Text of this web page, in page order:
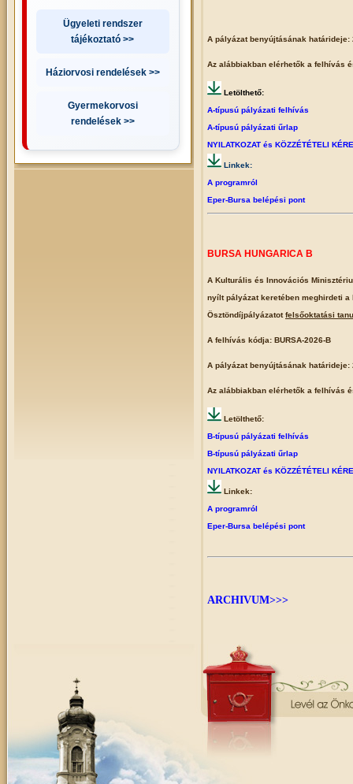
Ügyeleti rendszer
tájékoztató >>
Háziorvosi rendelések >>
Gyermekorvosi
rendelések >>
A pályázat benyújtásának határideje:
Az alábbiakban elérhetők a felhívás
Letölthető:
A-típusú pályázati felhívás
A-típusú pályázati űrlap
NYILATKOZAT és KÖZZÉTÉTELI
Linkek:
A programról
Eper-Bursa belépési pont
BURSA HUNGARICA B
A Kulturális és Innovációs
nyílt pályázat keretében meghirdeti
Ösztöndíjpályázatotfelsőoktatási
A felhívás kódja: BURSA-2026-B
A pályázat benyújtásának határideje:
Az alábbiakban elérhetők a felhívás
Letölthető:
B-típusú pályázati felhívás
B-típusú pályázati űrlap
NYILATKOZAT és KÖZZÉTÉTELI
Linkek:
A programról
Eper-Bursa belépési pont
ARCHIVUM>>>